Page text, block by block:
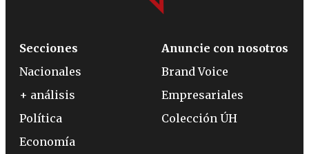
Secciones
Nacionales
+ análisis
Política
Economía
Anuncie con nosotros
Brand Voice
Empresariales
Colección ÚH